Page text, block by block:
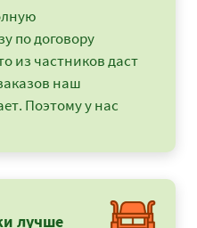
по договору
из частников даст
наш
Поэтому у нас
лучше